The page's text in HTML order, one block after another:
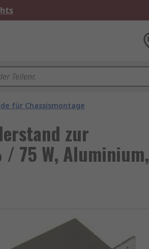
für Chassismontage
zur
75 W, Aluminium,